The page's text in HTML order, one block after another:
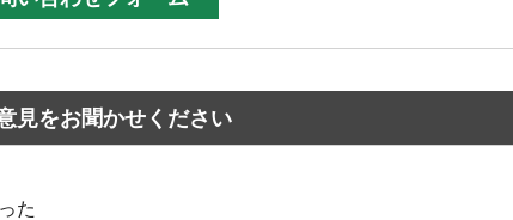
見をお聞かせください
た